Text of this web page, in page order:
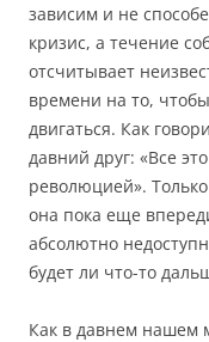
зависим и не
кризис, а течение
отсчитывает
времени на то,
двигаться. Как
давний друг: «Все
революцией».
она пока еще
абсолютно
будет ли что-то
Как в давнем нашем